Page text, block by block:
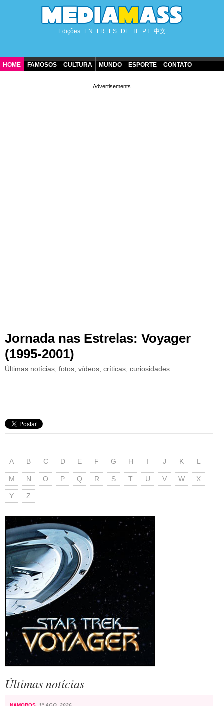
Edições EN FR ES DE IT PT 中文
HOME FAMOSOS CULTURA MUNDO ESPORTE CONTATO
Jornada nas Estrelas: Voyager
(1995-2001)
Últimas notícias, fotos, vídeos, críticas, curiosidades.
A B C D E F G H I J K L
M N O P Q R S T U V W X
Y Z
Últimas notícias